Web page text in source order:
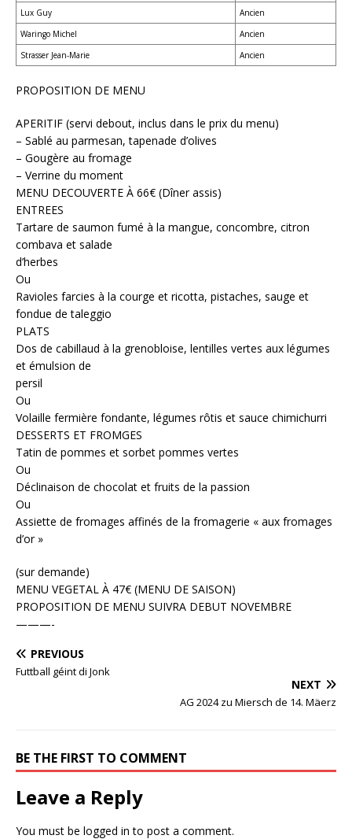
Lux Guy
Ancien
Waringo Michel
Ancien
Strasser Jean-Marie
Ancien
PROPOSITION DE MENU
APERITIF (servi debout, inclus dans le prix du menu)
– Sablé au parmesan, tapenade d’olives
– Gougère au fromage
– Verrine du moment
MENU DECOUVERTE À 66€ (Dîner assis)
ENTREES
Tartare de saumon fumé à la mangue, concombre, citron
combava et salade
d’herbes
Ou
Ravioles farcies à la courge et ricotta, pistaches, sauge et
fondue de taleggio
PLATS
Dos de cabillaud à la grenobloise, lentilles vertes aux légumes
et émulsion de
persil
Ou
Volaille fermière fondante, légumes rôtis et sauce chimichurri
DESSERTS ET FROMGES
Tatin de pommes et sorbet pommes vertes
Ou
Déclinaison de chocolat et fruits de la passion
Ou
Assiette de fromages affinés de la fromagerie « aux fromages
d’or »
(sur demande)
MENU VEGETAL À 47€ (MENU DE SAISON)
PROPOSITION DE MENU SUIVRA DEBUT NOVEMBRE
———-
PREVIOUS
Futtball géint di Jonk
NEXT
AG 2024 zu Miersch de 14. Mäerz
BE THE FIRST TO COMMENT
Leave a Reply
You must be logged in to post a comment.